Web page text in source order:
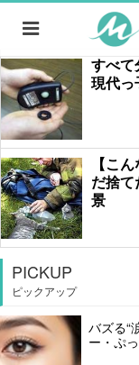
すべて
現代っ
【こ
だ捨
景
PICKUP
ピックアップ
バズる“
ー・ぷ